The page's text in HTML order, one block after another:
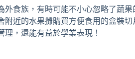
外食族，有時可能不小心忽略了蔬
近的水果攤購買方便食用的盒裝
，還能有益於學業表現！